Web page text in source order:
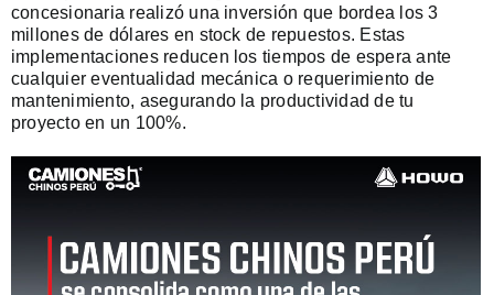
concesionaria realizó una inversión que bordea los 3
millones de dólares en stock de repuestos. Estas
implementaciones reducen los tiempos de espera ante
cualquier eventualidad mecánica o requerimiento de
mantenimiento, asegurando la productividad de tu
proyecto en un 100%.